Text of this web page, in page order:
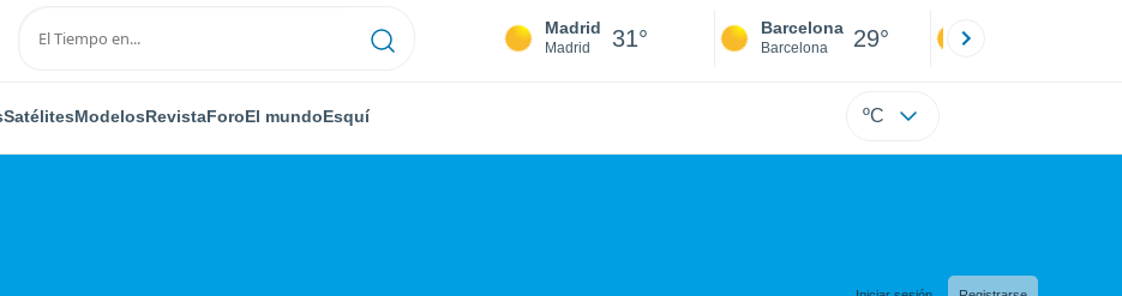
Madrid
Madrid 31° Barcelona
Barcelona 29°
SatélitesModelosRevistaForoEl mundoEsquí ºC